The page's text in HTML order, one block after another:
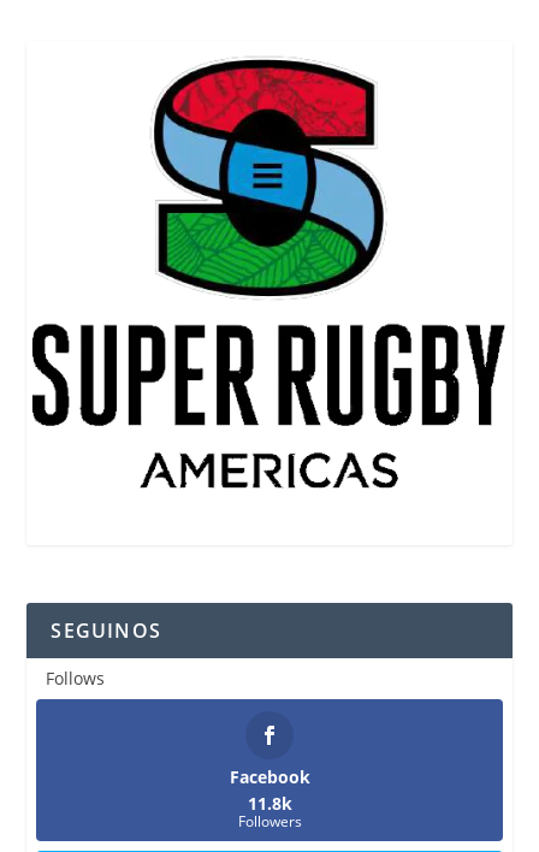
SEGUINOS
Follows
Facebook
11.8k
Followers